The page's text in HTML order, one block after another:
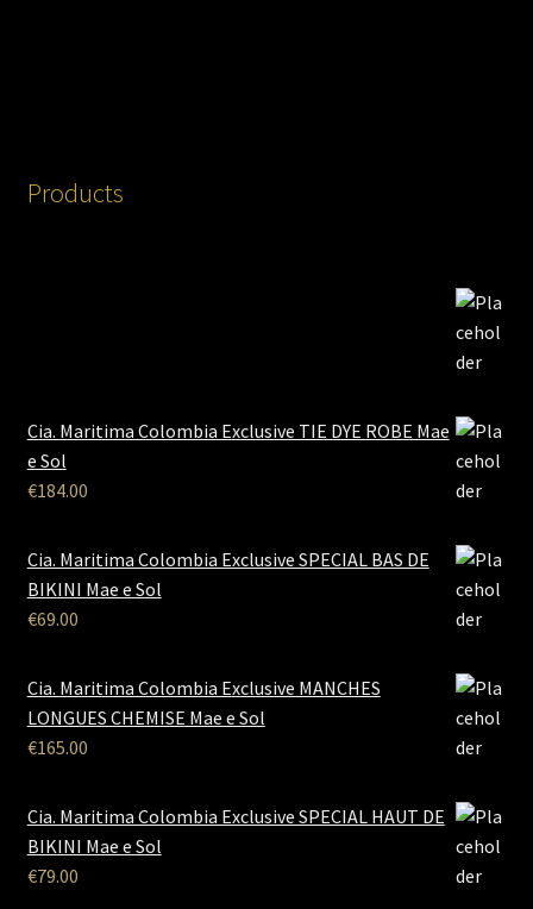
Products
Cia. Maritima Colombia Exclusive TIE DYE ROBE Mae
e Sol
€184.00
Cia. Maritima Colombia Exclusive SPECIAL BAS DE
BIKINI Mae e Sol
€69.00
Cia. Maritima Colombia Exclusive MANCHES
LONGUES CHEMISE Mae e Sol
€165.00
Cia. Maritima Colombia Exclusive SPECIAL HAUT DE
BIKINI Mae e Sol
€79.00